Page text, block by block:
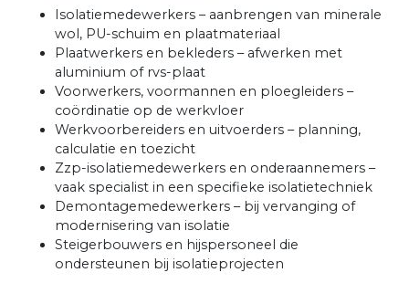
Isolatiemedewerkers – aanbrengen van minerale
wol, PU-schuim en plaatmateriaal
Plaatwerkers en bekleders – afwerken met
aluminium of rvs-plaat
Voorwerkers, voormannen en ploegleiders –
coördinatie op de werkvloer
Werkvoorbereiders en uitvoerders – planning,
calculatie en toezicht
Zzp-isolatiemedewerkers en onderaannemers –
vaak specialist in een specifieke isolatietechniek
Demontagemedewerkers – bij vervanging of
modernisering van isolatie
Steigerbouwers en hijspersoneel die
ondersteunen bij isolatieprojecten